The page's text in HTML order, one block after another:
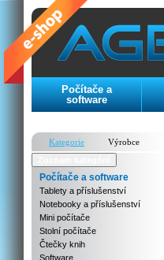
Počítače a
software
Kategorie
Výrobce
Počítače a software
Tablety a příslušenství
Notebooky a příslušenství
Mini počítače
Stolní počítače
Čtečky knih
Software